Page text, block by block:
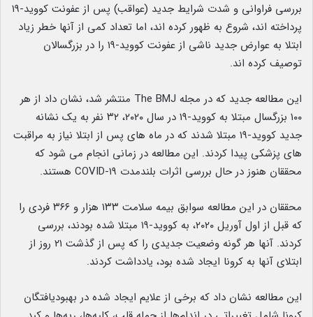
بررسی فراوانی و شدت شرایط جدید (عواقب) پس از عفونت کووید-۱۹
پرداخته اند، شروع به ظهور کرده اند، اما تعداد کمی از آنها خطر زیاد
ابتلا به عوارض جدید ناشی از عفونت کووید-۱۹ را در بزرگسالان
توصیف کرده اند.
این مطالعه جدید که در مجله The BMJ منتشر شد، نشان داد از هر
۱۰۰ بزرگسال مبتلا به کووید-۱۹ در سال ۲۰۲۰، ۳۲ نفر به یک نشانه
جدید کووید-۱۹ مبتلا شدند که در ماه های پس از ابتلا نیاز به مراقبت
های پزشکی پیدا کردند. این مطالعه در زمانی انجام می شود که
محققان هنوز در حال بررسی اثرات بلندمدت COVID-۱۹ هستند.
محققان در این مطالعه سوابق بیمه سلامت ۱۳۳ هزار و ۳۶۶ فردی را
که قبل از اول آوریل ۲۰۲۰، به کووید-۱۹ مبتلا شده بودند، بررسی
کردند. آنها هر گونه وضعیت جدیدی را که پس از گذشت ۲۱ روز از
ابتلای آنها به کرونا ایجاد شده بود، یادداشت کردند.
این مطالعه نشان داد که برخی از علایم ایجاد شده در بهبودیافتگان